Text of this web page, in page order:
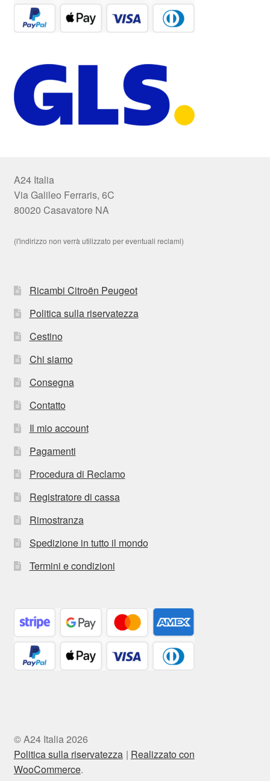
A24 Italia
Via Galileo Ferraris, 6C
80020 Casavatore NA
(l'indirizzo non verrà utilizzato per eventuali reclami)
Ricambi Citroën Peugeot
Politica sulla riservatezza
Cestino
Chi siamo
Consegna
Contatto
Il mio account
Pagamenti
Procedura di Reclamo
Registratore di cassa
Rimostranza
Spedizione in tutto il mondo
Termini e condizioni
© A24 Italia 2026
Politica sulla riservatezza
Realizzato con
WooCommerce.